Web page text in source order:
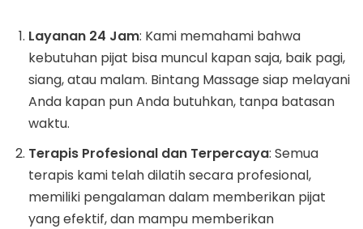
Layanan 24 Jam: Kami memahami bahwa
kebutuhan pijat bisa muncul kapan saja, baik pagi,
siang, atau malam. Bintang Massage siap melayani
Anda kapan pun Anda butuhkan, tanpa batasan
waktu.
Terapis Profesional dan Terpercaya: Semua
terapis kami telah dilatih secara profesional,
memiliki pengalaman dalam memberikan pijat
yang efektif, dan mampu memberikan